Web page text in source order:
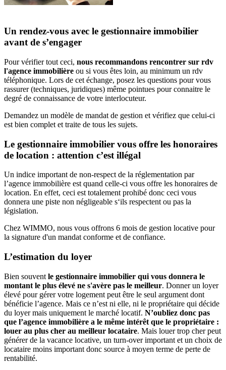
Un rendez-vous avec le gestionnaire immobilier
avant de s’engager
Pour vérifier tout ceci, nous recommandons rencontrer sur rdv
l'agence immobilière ou si vous êtes loin, au minimum un rdv
téléphonique. Lors de cet échange, posez les questions pour vous
rassurer (techniques, juridiques) même pointues pour connaitre le
degré de connaissance de votre interlocuteur.
Demandez un modèle de mandat de gestion et vérifiez que celui-ci
est bien complet et traite de tous les sujets.
Le gestionnaire immobilier vous offre les honoraires
de location : attention c’est illégal
Un indice important de non-respect de la réglementation par
l’agence immobilière est quand celle-ci vous offre les honoraires de
location. En effet, ceci est totalement prohibé donc ceci vous
donnera une piste non négligeable s‘ils respectent ou pas la
législation.
Chez WIMMO, nous vous offrons 6 mois de gestion locative pour
la signature d'un mandat conforme et de confiance.
L’estimation du loyer
Bien souvent le gestionnaire immobilier qui vous donnera le
montant le plus élevé ne s'avère pas le meilleur. Donner un loyer
élevé pour gérer votre logement peut être le seul argument dont
bénéficie l’agence. Mais ce n’est ni elle, ni le propriétaire qui décide
du loyer mais uniquement le marché locatif. N’oubliez donc pas
que l’agence immobilière a le même intérêt que le propriétaire :
louer au plus cher au meilleur locataire. Mais louer trop cher peut
générer de la vacance locative, un turn-over important et un choix de
locataire moins important donc source à moyen terme de perte de
rentabilité.